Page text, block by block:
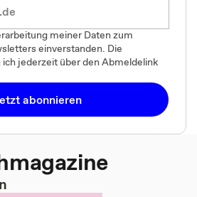
meiner Daten zum
einverstanden. Die
ich jederzeit über den Abmeldelink
abonnieren